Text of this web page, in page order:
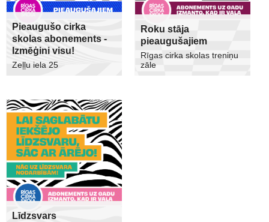
Pieaugušo cirka
skolas abonements -
Izmēģini visu!
Zeļļu iela 25
Roku stāja
pieaugušajiem
Rīgas cirka skolas treniņu
zāle
Līdzsvars